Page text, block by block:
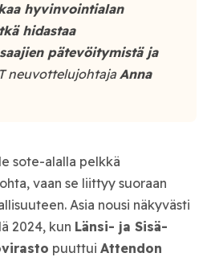
hyvinvointialan
hidastaa
pätevöitymistä ja
neuvottelujohtajaAnna
sote-alalla pelkkä
vaan se liittyy suoraan
Asia nousi näkyvästi
2024, kun Länsi- ja Sisä-
puuttui Attendon